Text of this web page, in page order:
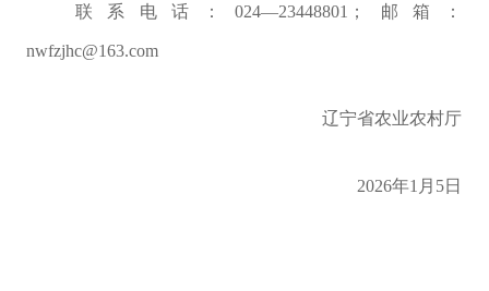
联系电话：024—23448801 ；邮箱：
nwfzjhc@163.com
辽宁省农业农村厅
2026年1月5日